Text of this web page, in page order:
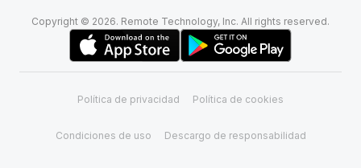
Copyright © 2026. Remote Technology, Inc. All rights reserved.
Política de privacidad Política de cookies
Condiciones de uso Descargo de responsabilidad